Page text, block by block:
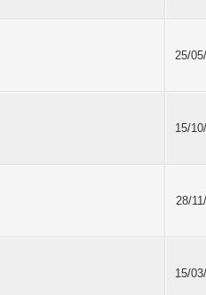
25/
15/
28/
15/